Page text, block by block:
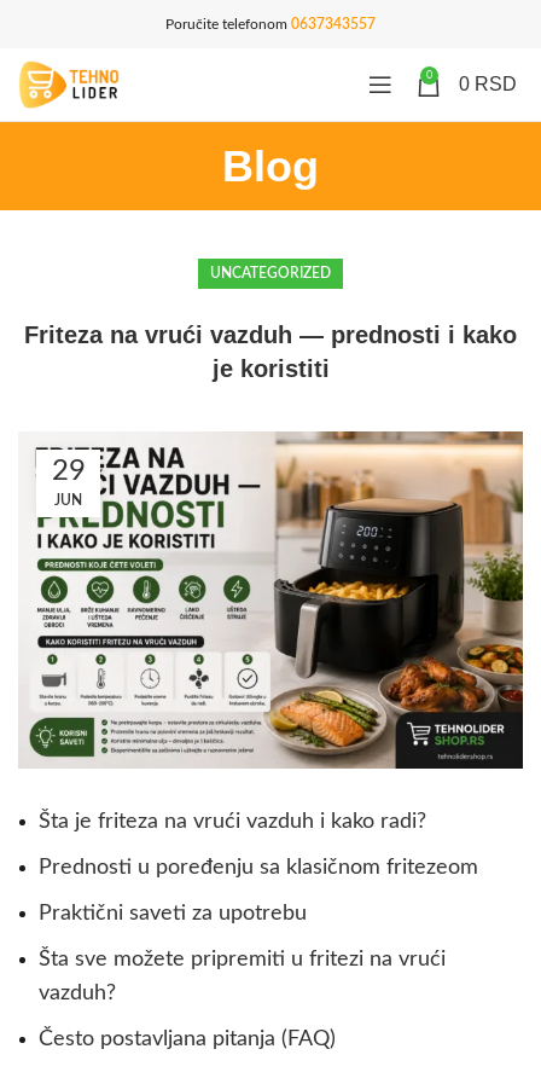
Poručite telefonom 0637343557
0 0 RSD
Blog
UNCATEGORIZED
Friteza na vrući vazduh — prednosti i kako
je koristiti
29
JUN
Šta je friteza na vrući vazduh i kako radi?
Prednosti u poređenju sa klasičnom fritezeom
Praktični saveti za upotrebu
Šta sve možete pripremiti u fritezi na vrući
vazduh?
Često postavljana pitanja (FAQ)